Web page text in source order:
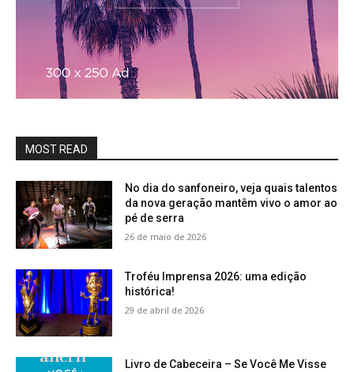
MOST READ
No dia do sanfoneiro, veja quais talentos
da nova geração mantêm vivo o amor ao
pé de serra
26 de maio de 2026
Troféu Imprensa 2026: uma edição
histórica!
29 de abril de 2026
Livro de Cabeceira – Se Você Me Visse